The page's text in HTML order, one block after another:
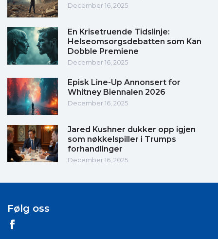
December 16, 2025
En Krisetruende Tidslinje:
Helseomsorgsdebatten som Kan
Dobble Premiene
December 16, 2025
Episk Line-Up Annonsert for
Whitney Biennalen 2026
December 16, 2025
Jared Kushner dukker opp igjen
som nøkkelspiller i Trumps
forhandlinger
December 16, 2025
Følg oss